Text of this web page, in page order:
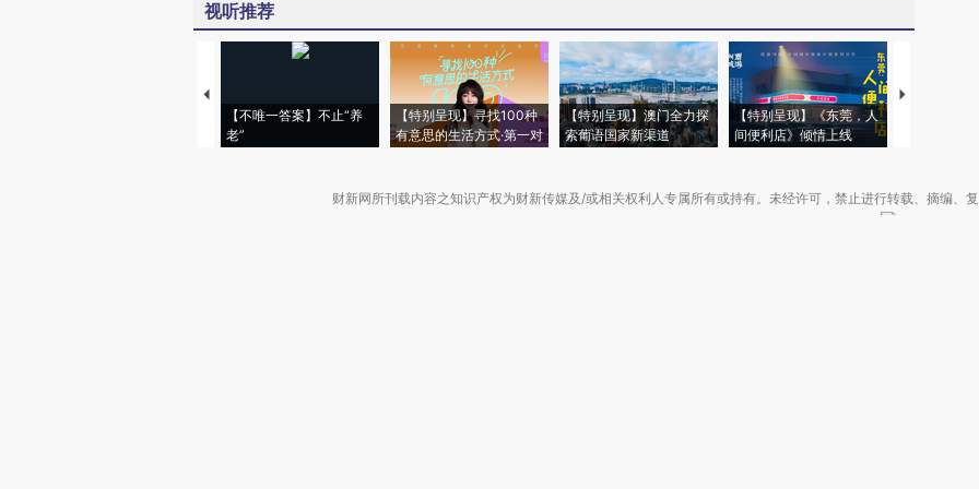
视听推荐
【不唯一答案】不止“养
老”
【特别呈现】寻找100种
有意思的生活方式·第一对
【特别呈现】澳门全力探
索葡语国家新渠道
【特别呈现】《东莞，人
间便利店》倾情上线
【推广】走
财新网所刊载内容之知识产权为财新传媒及/或相关权利人专属所有或持有。未经许可，禁止进行转载、摘编、复